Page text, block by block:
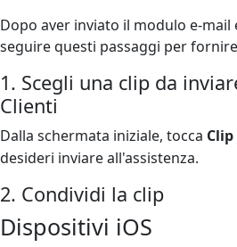
Dopo aver inviato il modulo e-
seguire questi passaggi per
1. Scegli una clip da
Clienti
Dalla schermata iniziale, tocca Clip
desideri inviare all'assistenza.
2. Condividi la clip
Dispositivi iOS